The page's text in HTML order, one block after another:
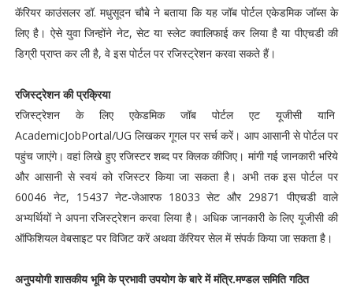
कॅरियर काउंसलर डॉ. मधुसूदन चौबे ने बताया कि यह जॉब पोर्टल एकेडमिक जॉब्स के
लिए है। ऐसे युवा जिन्होंने नेट, सेट या स्लेट क्वालिफाई कर लिया है या पीएचडी की
डिग्री प्राप्त कर ली है, वे इस पोर्टल पर रजिस्ट्रेशन करवा सकते हैं।
रजिस्ट्रेशन की प्रक्रिया
रजिस्ट्रेशन के लिए एकेडमिक जॉब पोर्टल एट यूजीसी यानि
AcademicJobPortal/UG लिखकर गूगल पर सर्च करें। आप आसानी से पोर्टल पर
पहुंच जाएंगे। वहां लिखे हुए रजिस्टर शब्द पर क्लिक कीजिए। मांगी गई जानकारी भरिये
और आसानी से स्वयं को रजिस्टर किया जा सकता है। अभी तक इस पोर्टल पर
60046 नेट, 15437 नेट-जेआरफ 18033 सेट और 29871 पीएचडी वाले
अभ्यर्थियों ने अपना रजिस्ट्रेशन करवा लिया है। अधिक जानकारी के लिए यूजीसी की
ऑफिशियल वेबसाइट पर विजिट करें अथवा कॅरियर सेल में संपर्क किया जा सकता है।
अनुपयोगी शासकीय भूमि के प्रभावी उपयोग के बारे में मंत्रि.मण्डल समिति गठित